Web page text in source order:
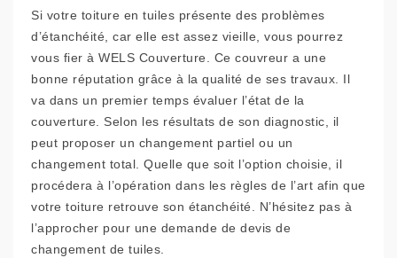
Si votre toiture en tuiles présente des problèmes
d’étanchéité, car elle est assez vieille, vous pourrez
vous fier à WELS Couverture. Ce couvreur a une
bonne réputation grâce à la qualité de ses travaux. Il
va dans un premier temps évaluer l’état de la
couverture. Selon les résultats de son diagnostic, il
peut proposer un changement partiel ou un
changement total. Quelle que soit l’option choisie, il
procédera à l’opération dans les règles de l’art afin que
votre toiture retrouve son étanchéité. N’hésitez pas à
l’approcher pour une demande de devis de
changement de tuiles.